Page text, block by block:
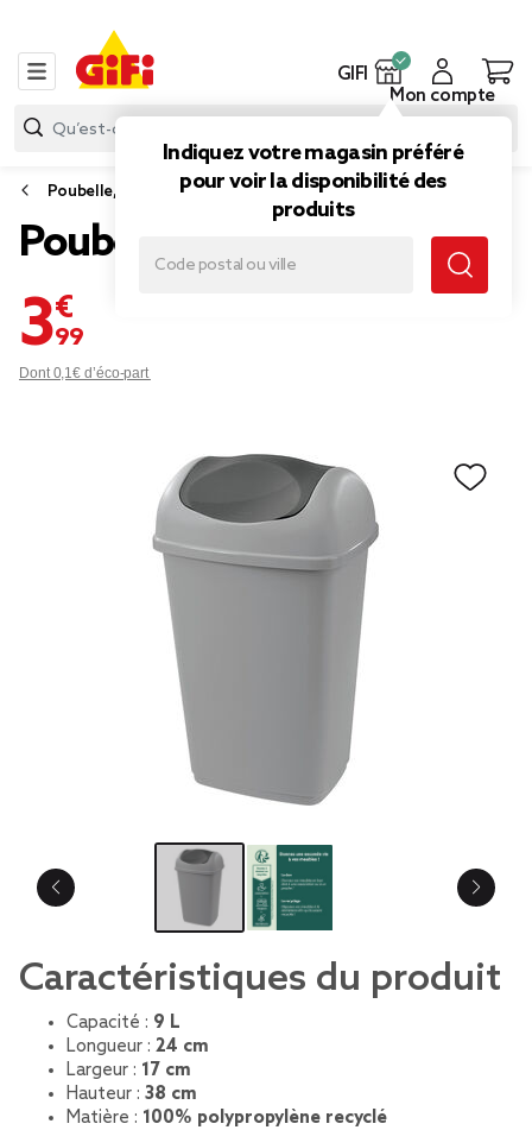
GIFI
Indiquez votre magasin préféré
pour voir la disponibilité des
produits
Mon compte
Poubelle, sac poubelle
Poubelle grise à rabat 9 L
3,99 €
Dont 0,1€ d’éco-part
Caractéristiques du produit
Capacité : 9 L
Longueur : 24 cm
Largeur : 17 cm
Hauteur : 38 cm
Matière : 100% polypropylène recyclé